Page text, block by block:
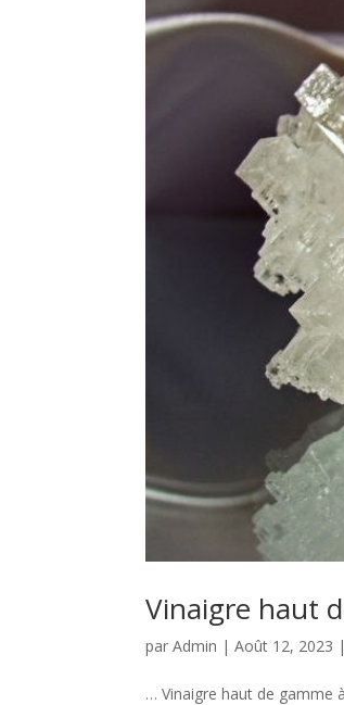
Vinaigre haut
parAdmin |Août 12, 2023
… Vinaigre haut de gamme